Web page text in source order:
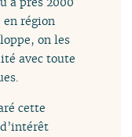
région
on les
avec toute
cette